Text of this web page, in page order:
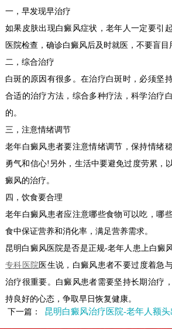
一，早发现早治疗
如果皮肤出现白癜风症状，老年人一定要引
医院检查，确诊白癜风后及时就医，不要盲目
二，综合治疗
白斑的原因有很多。在治疗白斑时，必须坚
合适的治疗方法，综合多种疗法，科学治疗
的。
三，注意情绪调节
老年白癜风患者要注意情绪调节，保持情绪
勇气和信心!另外，生活中要避免过度劳累，
癜风的治疗。
四，饮食要合理
老年白癜风患者应注意哪些食物可以吃，哪
食中保证营养和消化率，满足营养需求。
昆明白癜风医院是否是正规-老年人患上白癜
专科医院 医生说，白癜风患者不要过度着急
治疗很重要。白癜风患者需要坚持长期治疗
持良好的心态，争取早日恢复健康。
下一篇：
昆明白癜风治疗医院-老年人额